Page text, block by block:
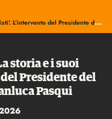
del Consiglio regionale Gianluca Pasqui
storia e i suoi
Presidente del
Pasqui